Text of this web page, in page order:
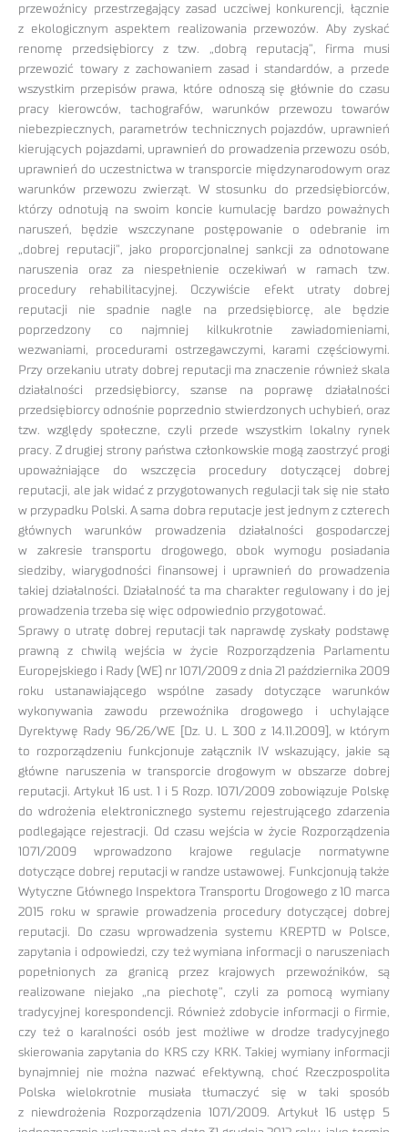
przewoźnicy przestrzegający zasad uczciwej konkurencji, łącznie
z ekologicznym aspektem realizowania przewozów. Aby zyskać
renomę przedsiębiorcy z tzw. „dobrą reputacją”, firma musi
przewozić towary z zachowaniem zasad i standardów, a przede
wszystkim przepisów prawa, które odnoszą się głównie do czasu
pracy kierowców, tachografów, warunków przewozu towarów
niebezpiecznych, parametrów technicznych pojazdów, uprawnień
kierujących pojazdami, uprawnień do prowadzenia przewozu osób,
uprawnień do uczestnictwa w transporcie międzynarodowym oraz
warunków przewozu zwierząt. W stosunku do przedsiębiorców,
którzy odnotują na swoim koncie kumulację bardzo poważnych
naruszeń, będzie wszczynane postępowanie o odebranie im
„dobrej reputacji”, jako proporcjonalnej sankcji za odnotowane
naruszenia oraz za niespełnienie oczekiwań w ramach tzw.
procedury rehabilitacyjnej. Oczywiście efekt utraty dobrej
reputacji nie spadnie nagle na przedsiębiorcę, ale będzie
poprzedzony co najmniej kilkukrotnie zawiadomieniami,
wezwaniami, procedurami ostrzegawczymi, karami częściowymi.
Przy orzekaniu utraty dobrej reputacji ma znaczenie również skala
działalności przedsiębiorcy, szanse na poprawę działalności
przedsiębiorcy odnośnie poprzednio stwierdzonych uchybień, oraz
tzw. względy społeczne, czyli przede wszystkim lokalny rynek
pracy. Z drugiej strony państwa członkowskie mogą zaostrzyć progi
upoważniające do wszczęcia procedury dotyczącej dobrej
reputacji, ale jak widać z przygotowanych regulacji tak się nie stało
w przypadku Polski. A sama dobra reputacje jest jednym z czterech
głównych warunków prowadzenia działalności gospodarczej
w zakresie transportu drogowego, obok wymogu posiadania
siedziby, wiarygodności finansowej i uprawnień do prowadzenia
takiej działalności. Działalność ta ma charakter regulowany i do jej
prowadzenia trzeba się więc odpowiednio przygotować.
Sprawy o utratę dobrej reputacji tak naprawdę zyskały podstawę
prawną z chwilą wejścia w życie Rozporządzenia Parlamentu
Europejskiego i Rady (WE) nr 1071/2009 z dnia 21 października 2009
roku ustanawiającego wspólne zasady dotyczące warunków
wykonywania zawodu przewoźnika drogowego i uchylające
Dyrektywę Rady 96/26/WE [Dz. U. L 300 z 14.11.2009], w którym
to rozporządzeniu funkcjonuje załącznik IV wskazujący, jakie są
główne naruszenia w transporcie drogowym w obszarze dobrej
reputacji. Artykuł 16 ust. 1 i 5 Rozp. 1071/2009 zobowiązuje Polskę
do wdrożenia elektronicznego systemu rejestrującego zdarzenia
podlegające rejestracji. Od czasu wejścia w życie Rozporządzenia
1071/2009 wprowadzono krajowe regulacje normatywne
dotyczące dobrej reputacji w randze ustawowej. Funkcjonują także
Wytyczne Głównego Inspektora Transportu Drogowego z 10 marca
2015 roku w sprawie prowadzenia procedury dotyczącej dobrej
reputacji. Do czasu wprowadzenia systemu KREPTD w Polsce,
zapytania i odpowiedzi, czy też wymiana informacji o naruszeniach
popełnionych za granicą przez krajowych przewoźników, są
realizowane niejako „na piechotę”, czyli za pomocą wymiany
tradycyjnej korespondencji. Również zdobycie informacji o firmie,
czy też o karalności osób jest możliwe w drodze tradycyjnego
skierowania zapytania do KRS czy KRK. Takiej wymiany informacji
bynajmniej nie można nazwać efektywną, choć Rzeczpospolita
Polska wielokrotnie musiała tłumaczyć się w taki sposób
z niewdrożenia Rozporządzenia 1071/2009. Artykuł 16 ustęp 5